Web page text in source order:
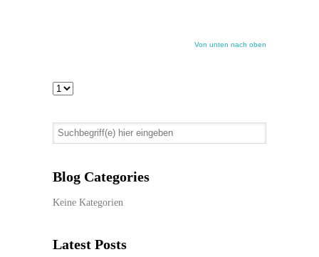
Von unten nach oben
Blog Categories
Keine Kategorien
Latest Posts